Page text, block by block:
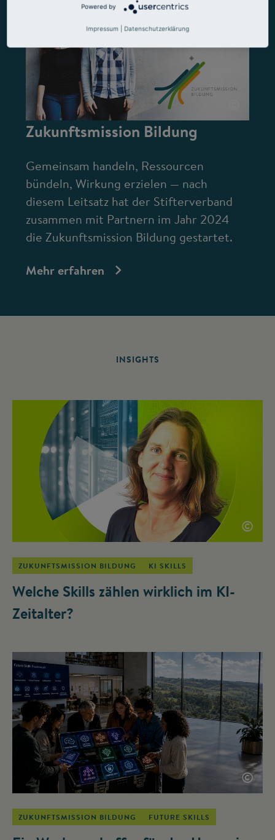
Zukunftsmission Bildung
Gemeinsam handeln, Ressourcen
bündeln, Wirkung erzielen — nach
diesem Leitsatz hat der Stifterverband
zusammen mit Partnern im Jahr 2024
die Zukunftsmission Bildung gestartet.
Mehr erfahren
INSIGHTS
©
ZUKUNFTSMISSION BILDUNG KI SKILLS
Welche Skills zählen wirklich im KI-
Zeitalter?
©
ZUKUNFTSMISSION BILDUNG FUTURE SKILLS
Powered by
Impressum Datenschutzerklärung